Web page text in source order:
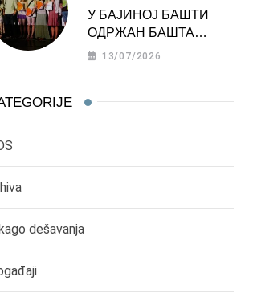
У БАЈИНОЈ БАШТИ
ОДРЖАН БАШТА
ФЕСТ 2026
13/07/2026
dešavanja